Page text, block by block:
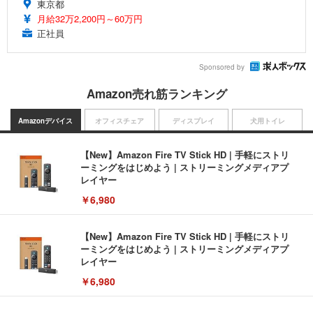
東京都
月給32万2,200円～60万円
正社員
Sponsored by
Amazon売れ筋ランキング
Amazonデバイス
【New】Amazon Fire TV Stick HD | 手軽にストリ
ーミングをはじめよう | ストリーミングメディアプ
レイヤー
￥6,980
【New】Amazon Fire TV Stick HD | 手軽にストリ
ーミングをはじめよう | ストリーミングメディアプ
レイヤー
￥6,980
オフィスチェア ディスプレイ 犬用トイレ